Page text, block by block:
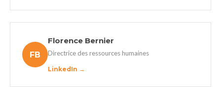
FB
Florence Bernier
Directrice des ressources humaines
LinkedIn →